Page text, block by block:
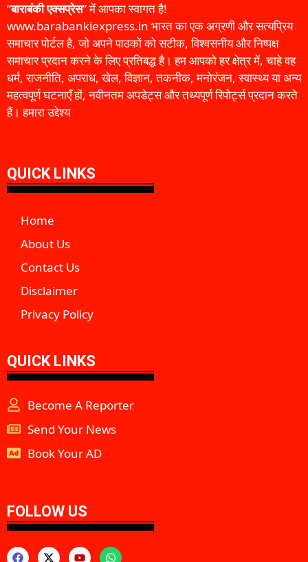
“बाराबंकी एक्सप्रेस” में आपका स्वागत है!
www.barabankiexpress.in भारत का एक अग्रणी और सत्यप्रिय
समाचार पोर्टल है, जो अपने पाठकों को सटीक, विश्वसनीय और निष्पक्ष
समाचार प्रदान करने के लिए प्रतिबद्ध है। हम आपको हर क्षेत्र में, चाहे वह
धर्म, राजनीति, अपराध, खेल, विज्ञान, तकनीक, मनोरंजन, स्वास्थ्य या अन्य
महत्वपूर्ण घटनाएँ हों, नवीनतम अपडेट्स और तथ्यपूर्ण रिपोर्ट्स प्रदान करते
हैं। हमारा उद्देश्य
QUICK LINKS
Home
About Us
Contact Us
Disclaimer
Privacy Policy
QUICK LINKS
Become A Reporter
Send Your News
Book Your AD
FOLLOW US